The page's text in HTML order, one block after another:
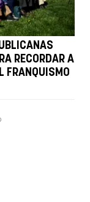
RECORDAR A
FRANQUISMO